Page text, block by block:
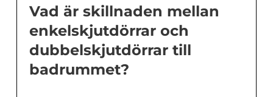
Vad är skillnaden mellan
enkelskjutdörrar och
dubbelskjutdörrar till
badrummet?